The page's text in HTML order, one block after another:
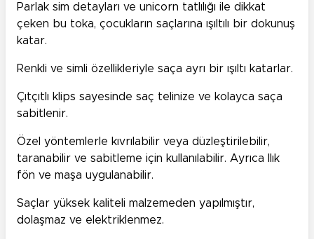
Parlak sim detayları ve unicorn tatlılığı ile dikkat
çeken bu toka, çocukların saçlarına ışıltılı bir dokunuş
katar.
Renkli ve simli özellikleriyle saça ayrı bir ışıltı katarlar.
Çıtçıtlı klips sayesinde saç telinize ve kolayca saça
sabitlenir.
Özel yöntemlerle kıvrılabilir veya düzleştirilebilir,
taranabilir ve sabitleme için kullanılabilir. Ayrıca Ilık
fön ve maşa uygulanabilir.
Saçlar yüksek kaliteli malzemeden yapılmıştır,
dolaşmaz ve elektriklenmez.